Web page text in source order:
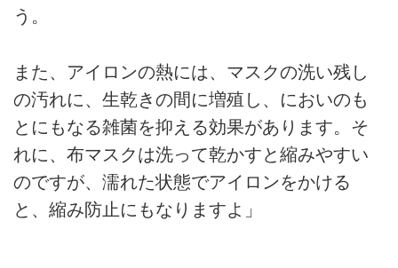
う。
また、アイロンの熱には、マスクの洗い残し
の汚れに、生乾きの間に増殖し、においのも
とにもなる雑菌を抑える効果があります。そ
れに、布マスクは洗って乾かすと縮みやすい
のですが、濡れた状態でアイロンをかける
と、縮み防止にもなりますよ」